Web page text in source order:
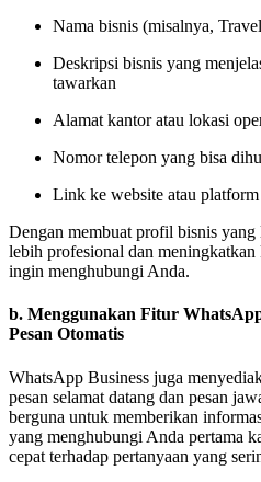
Nama bisnis (misalnya,
Deskripsi bisnis yang
tawarkan
Alamat kantor atau lokasi
Nomor telepon yang bisa
Link ke website atau
Dengan membuat profil bisnis
lebih profesional dan
ingin menghubungi Anda.
b. Menggunakan Fitur
Pesan Otomatis
WhatsApp Business juga
pesan selamat datang dan pesan
berguna untuk memberikan
yang menghubungi Anda pertama
cepat terhadap pertanyaan yang